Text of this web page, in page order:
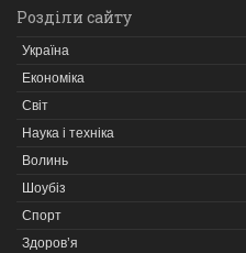
Розділи сайту
Україна
Економіка
Світ
Наука і техніка
Волинь
Шоубіз
Спорт
Здоров’я